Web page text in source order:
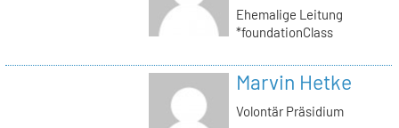
Ehemalige Leitung
*foundationClass
Marvin Hetke
Volontär Präsidium